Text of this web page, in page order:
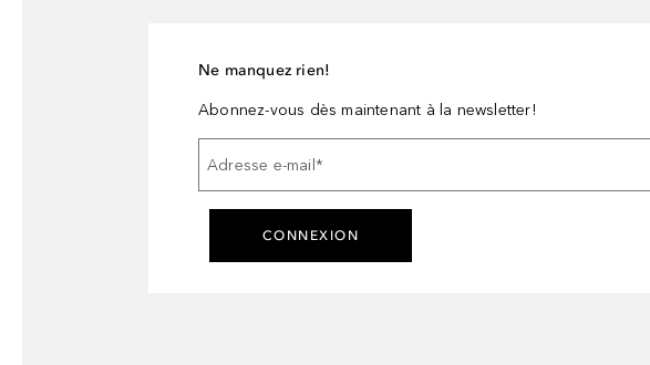
Ne manquez rien!
Abonnez-vous dès maintenant à la newsletter!
Adresse e-mail *
CONNEXION